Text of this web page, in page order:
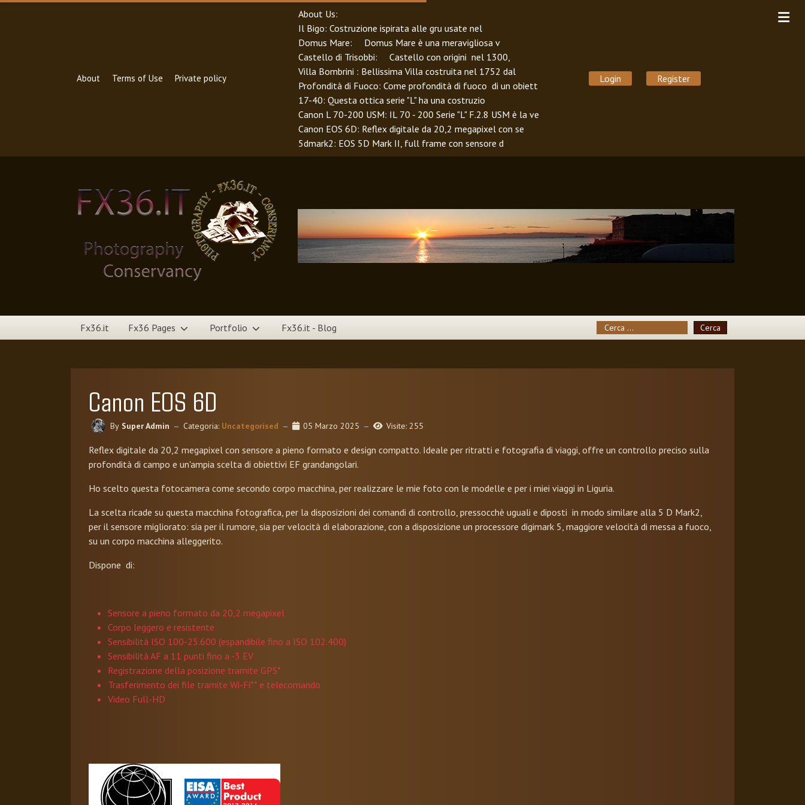
About Terms of Use Private policy
About Us:
Il Bigo: Costruzione ispirata alle gru usate nel
Domus Mare: Domus Mare è una meravigliosa v
Castello di Trisobbi: Castello con origini nel 1300,
Villa Bombrini : Bellissima Villa costruita nel 1752 dal
Profondità di Fuoco: Come profondità di fuoco di un obiett
17-40: Questa ottica serie "L" ha una costruzio
Canon L 70-200 USM: IL 70 - 200 Serie "L" F.2.8 USM è la ve
Canon EOS 6D: Reflex digitale da 20,2 megapixel con se
5dmark2: EOS 5D Mark II, full frame con sensore d
Login Register
Fx36.it Fx36 Pages Portfolio Fx36.it - Blog Cerca Cerca
Canon EOS 6D
By Super Admin Categoria: Uncategorised 05 Marzo 2025 Visite: 255
Reflex digitale da 20,2 megapixel con sensore a pieno formato e design compatto. Ideale per ritratti e fotografia di viaggi, offre un controllo preciso sulla
profondità di campo e un'ampia scelta di obiettivi EF grandangolari.
Ho scelto questa fotocamera come secondo corpo macchina, per realizzare le mie foto con le modelle e per i miei viaggi in Liguria.
La scelta ricade su questa macchina fotografica, per la disposizioni dei comandi di controllo, pressocchè uguali e diposti in modo similare alla 5 D Mark2,
per il sensore migliorato: sia per il rumore, sia per velocità di elaborazione, con a disposizione un processore digimark 5, maggiore velocità di messa a fuoco,
su un corpo macchina alleggerito.
Dispone di:
Sensore a pieno formato da 20,2 megapixel
Corpo leggero e resistente
Sensibilità ISO 100-25.600 (espandibile fino a ISO 102.400)
Sensibilità AF a 11 punti fino a -3 EV
Registrazione della posizione tramite GPS*
Trasferimento dei file tramite Wi-Fi** e telecomando
Video Full-HD